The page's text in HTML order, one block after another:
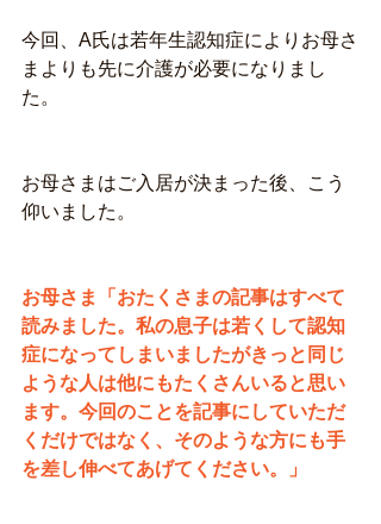
今回、A氏は若年生認知症によりお母さ
まよりも先に介護が必要になりまし
た。
お母さまはご入居が決まった後、こう
仰いました。
お母さま「おたくさまの記事はすべて
読みました。私の息子は若くして認知
症になってしまいましたがきっと同じ
ような人は他にもたくさんいると思い
ます。今回のことを記事にしていただ
くだけではなく、そのような方にも手
を差し伸べてあげてください。」